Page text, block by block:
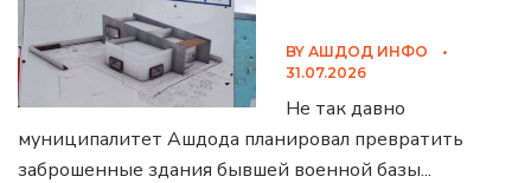
BY АШДОД ИНФО
•
31.07.2026
Не так давно
муниципалитет Ашдода планировал превратить
заброшенные здания бывшей военной базы...